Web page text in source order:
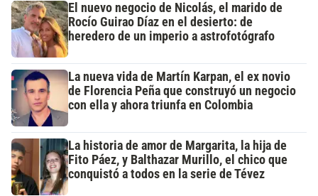
El nuevo negocio de Nicolás, el marido de
Rocío Guirao Díaz en el desierto: de
heredero de un imperio a astrofotógrafo
La nueva vida de Martín Karpan, el ex novio
de Florencia Peña que construyó un negocio
con ella y ahora triunfa en Colombia
La historia de amor de Margarita, la hija de
Fito Páez, y Balthazar Murillo, el chico que
conquistó a todos en la serie de Tévez